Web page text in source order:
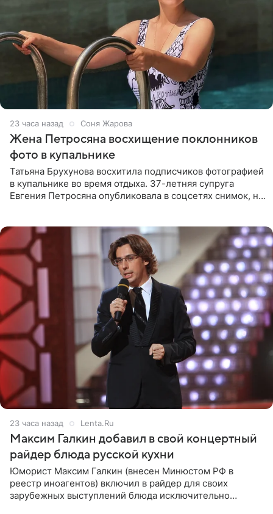
23 часа назад Соня Жарова
Жена Петросяна восхищение поклонников
фото в купальнике
Татьяна Брухунова восхитила подписчиков фотографией
в купальнике во время отдыха. 37-летняя супруга
Евгения Петросяна опубликовала в соцсетях снимок, на
23 часа назад Lenta.Ru
Максим Галкин добавил в свой концертный
райдер блюда русской кухни
Юморист Максим Галкин (внесен Минюстом РФ в
реестр иноагентов) включил в райдер для своих
зарубежных выступлений блюда исключительно